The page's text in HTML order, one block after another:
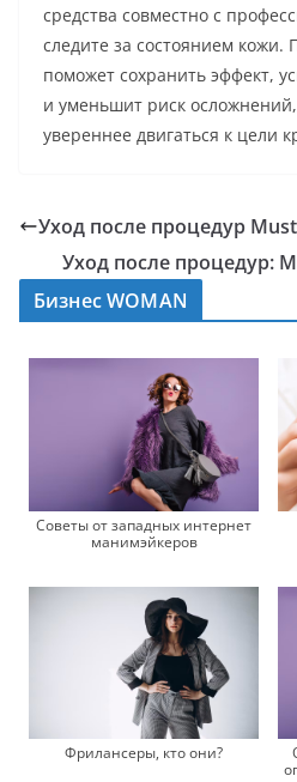
средства совместно с
следите за состоянием
поможет сохранить эффект,
и уменьшит риск
увереннее двигаться к цели
Уход после процедур
Уход после процедур:
Бизнес WOMAN
Советы от западных интернет
манимэйкеров
Фрилансеры, кто они?